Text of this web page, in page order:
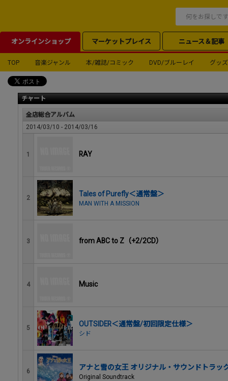
オンラインショップ マーケットプレイス ニュース＆記事
TOP 音楽ジャンル 本/雑誌/コミック DVD/ブルーレイ グッズ
チャート
全店総合アルバム
2014/03/10 - 2014/03/16
1 RAY
2 Tales of Purefly＜通常盤＞
MAN WITH A MISSION
3 from ABC to Z（+2/2CD）
4 Music
5 OUTSIDER＜通常盤/初回限定仕様＞
シド
6 アナと雪の女王 オリジナル・サウンドトラッ
Original Soundtrack